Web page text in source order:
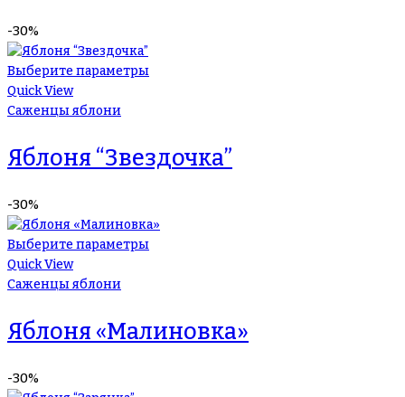
-30%
Выберите параметры
Quick View
Саженцы яблони
Яблоня “Звездочка”
-30%
Выберите параметры
Quick View
Саженцы яблони
Яблоня «Малиновка»
-30%